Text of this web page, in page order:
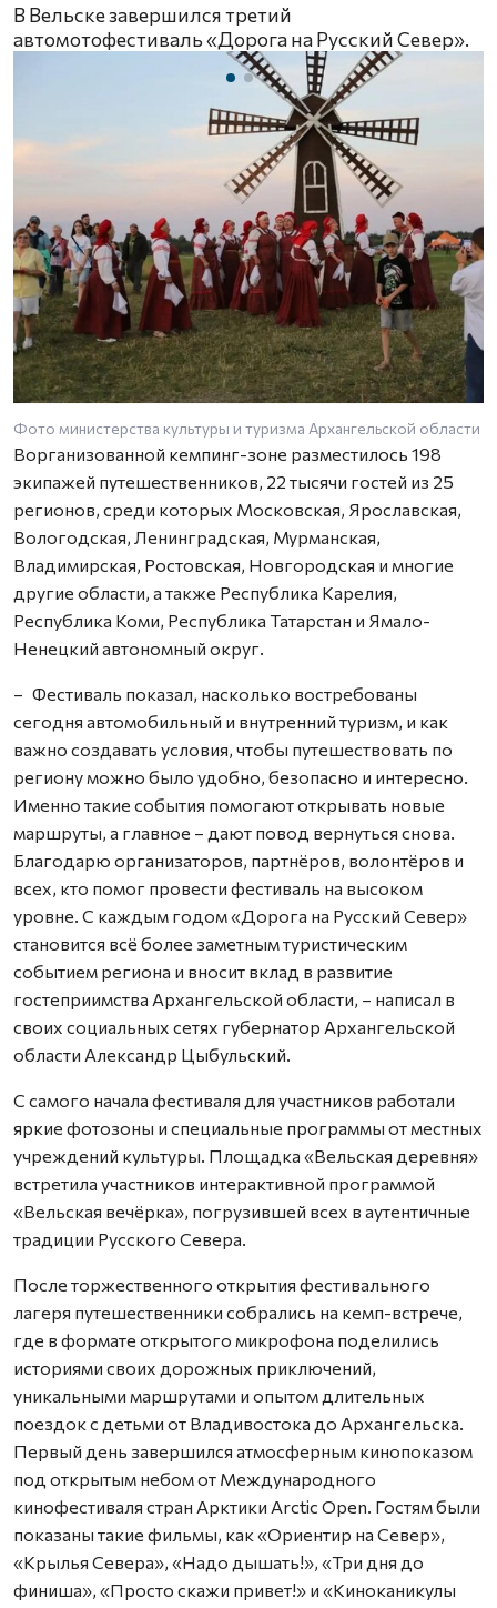
В Вельске завершился третий
автомотофестиваль «Дорога на Русский Север».
Фото министерства культуры и туризма Архангельской области
Ворганизованной кемпинг-зоне разместилось 198
экипажей путешественников, 22 тысячи гостей из 25
регионов, среди которых Московская, Ярославская,
Вологодская, Ленинградская, Мурманская,
Владимирская, Ростовская, Новгородская и многие
другие области, а также Республика Карелия,
Республика Коми, Республика Татарстан и Ямало-
Ненецкий автономный округ.
– Фестиваль показал, насколько востребованы
сегодня автомобильный и внутренний туризм, и как
важно создавать условия, чтобы путешествовать по
региону можно было удобно, безопасно и интересно.
Именно такие события помогают открывать новые
маршруты, а главное – дают повод вернуться снова.
Благодарю организаторов, партнёров, волонтёров и
всех, кто помог провести фестиваль на высоком
уровне. С каждым годом «Дорога на Русский Север»
становится всё более заметным туристическим
событием региона и вносит вклад в развитие
гостеприимства Архангельской области, – написал в
своих социальных сетях губернатор Архангельской
области Александр Цыбульский.
С самого начала фестиваля для участников работали
яркие фотозоны и специальные программы от местных
учреждений культуры. Площадка «Вельская деревня»
встретила участников интерактивной программой
«Вельская вечёрка», погрузившей всех в аутентичные
традиции Русского Севера.
После торжественного открытия фестивального
лагеря путешественники собрались на кемп-встрече,
где в формате открытого микрофона поделились
историями своих дорожных приключений,
уникальными маршрутами и опытом длительных
поездок с детьми от Владивостока до Архангельска.
Первый день завершился атмосферным кинопоказом
под открытым небом от Международного
кинофестиваля стран Арктики Arctic Open. Гостям были
показаны такие фильмы, как «Ориентир на Север»,
«Крылья Севера», «Надо дышать!», «Три дня до
финиша», «Просто скажи привет!» и «Киноканикулы